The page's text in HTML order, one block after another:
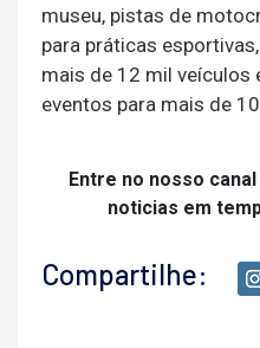
museu, pistas de
para práticas
mais de 12 mil veículos
eventos para mais de
Entre no nosso
noticias em
Compartilhe: